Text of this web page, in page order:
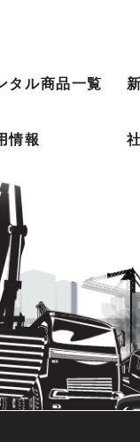
タル商品一覧
情報